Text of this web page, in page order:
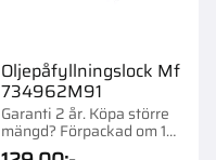
Oljepåfyllningslock Mf
734962M91
Garanti 2 år. Köpa större
mängd? Förpackad om 1
st.